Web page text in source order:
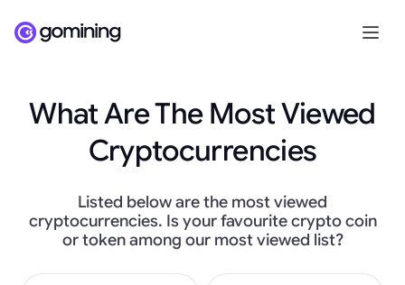
What Are The Most Viewed
Cryptocurrencies
Listed below are the most viewed
cryptocurrencies. Is your favourite crypto coin
or token among our most viewed list?